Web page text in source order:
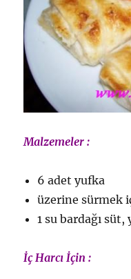
Malzemeler :
6 adet yufka
üzerine sürmek
1 su bardağı süt,
İç Harcı İçin :